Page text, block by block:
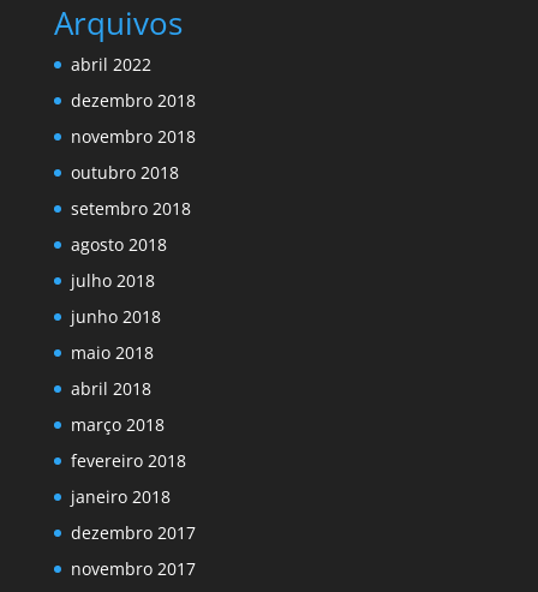
Arquivos
abril 2022
dezembro 2018
novembro 2018
outubro 2018
setembro 2018
agosto 2018
julho 2018
junho 2018
maio 2018
abril 2018
março 2018
fevereiro 2018
janeiro 2018
dezembro 2017
novembro 2017